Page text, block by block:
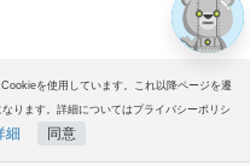
を使用しています。これ以降ページを遷
ります。詳細についてはプライバシーポリシ
細 同意